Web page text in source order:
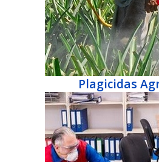
Plagicidas